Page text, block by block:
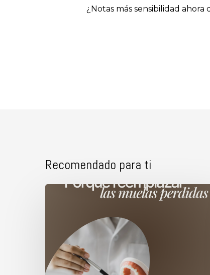
¿Notas más sensibilidad ahora
Recomendado para ti
muelas
perdidas.